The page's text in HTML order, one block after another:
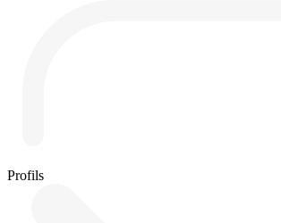
Profils